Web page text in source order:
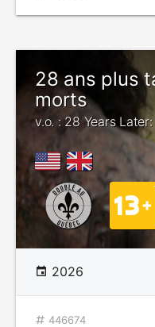
28 ans plus
morts
v.o. : 28 Years
2026
446674